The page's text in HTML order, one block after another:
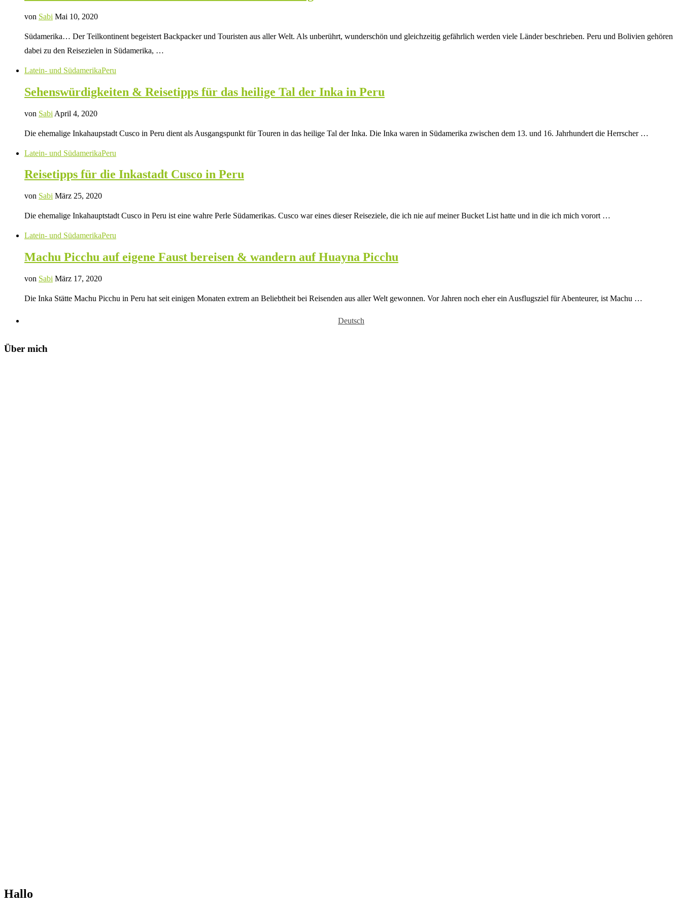
von Sabi Mai 10, 2020
Südamerika… Der Teilkontinent begeistert Backpacker und Touristen aus aller Welt. Als unberührt, wunderschön und gleichzeitig gefährlich werden viele Länder beschrieben. Peru und Bolivien gehören
dabei zu den Reisezielen in Südamerika, …
Latein- und SüdamerikaPeru
Sehenswürdigkeiten & Reisetipps für das heilige Tal der Inka in Peru
von Sabi April 4, 2020
Die ehemalige Inkahaupstadt Cusco in Peru dient als Ausgangspunkt für Touren in das heilige Tal der Inka. Die Inka waren in Südamerika zwischen dem 13. und 16. Jahrhundert die Herrscher …
Latein- und SüdamerikaPeru
Reisetipps für die Inkastadt Cusco in Peru
von Sabi März 25, 2020
Die ehemalige Inkahauptstadt Cusco in Peru ist eine wahre Perle Südamerikas. Cusco war eines dieser Reiseziele, die ich nie auf meiner Bucket List hatte und in die ich mich vorort …
Latein- und SüdamerikaPeru
Machu Picchu auf eigene Faust bereisen & wandern auf Huayna Picchu
von Sabi März 17, 2020
Die Inka Stätte Machu Picchu in Peru hat seit einigen Monaten extrem an Beliebtheit bei Reisenden aus aller Welt gewonnen. Vor Jahren noch eher ein Ausflugsziel für Abenteurer, ist Machu …
Deutsch
Über mich
Hallo